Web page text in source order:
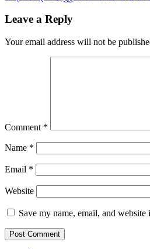
Leave a Reply
Your email address will not be
Comment *
Name *
Email *
Website
Save my name, email, and